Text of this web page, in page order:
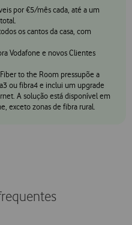
por €5/mês cada, até a um
os cantos da casa, com
Vodafone e novos Clientes
to the Room pressupõe a
ou fibra4 e inclui um upgrade
A solução está disponível em
exceto zonas de fibra rural.